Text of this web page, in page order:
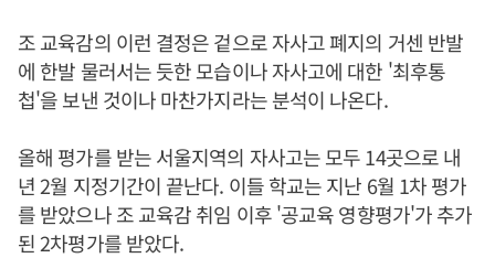
조 교육감의 이런 결정은 겉으로 자사고 폐지의 거센 반발
에 한발 물러서는 듯한 모습이나 자사고에 대한 '최후통
첩'을 보낸 것이나 마찬가지라는 분석이 나온다.
올해 평가를 받는 서울지역의 자사고는 모두 14곳으로 내
년 2월 지정기간이 끝난다. 이들 학교는 지난 6월 1차 평가
를 받았으나 조 교육감 취임 이후 '공교육 영향평가'가 추가
된 2차평가를 받았다.